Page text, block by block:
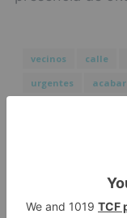
vecinos calle
urgentes
acabar
1